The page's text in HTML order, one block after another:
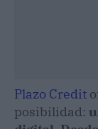
Plazo Credit
posibilidad: